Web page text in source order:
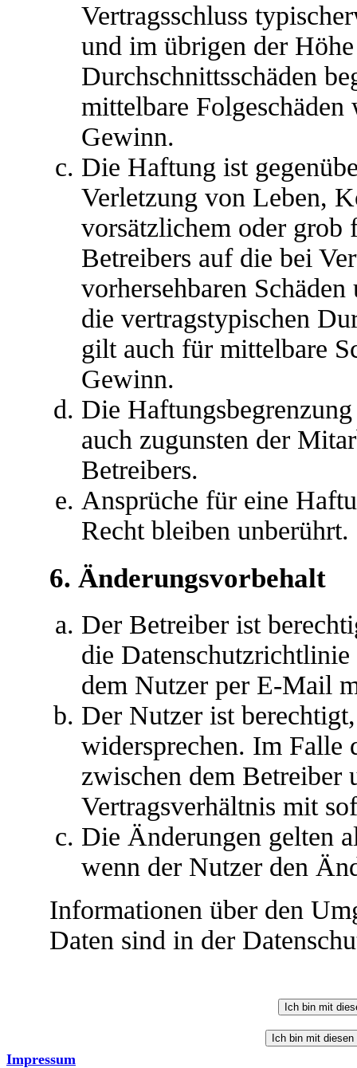
Vertragsschluss
und im übrigen der
Durchschnittsschäden
mittelbare Folgeschäden
Gewinn.
Die Haftung ist
Verletzung von Leben,
vorsätzlichem oder grob
Betreibers auf die bei
vorhersehbaren
die vertragstypischen
gilt auch für mittelbare
Gewinn.
Die
auch zugunsten der
Betreibers.
Ansprüche für eine
Recht bleiben unberührt.
6. Änderungsvorbehalt
Der Betreiber ist
die
dem Nutzer per E-Mail
Der Nutzer ist
widersprechen. Im Falle
zwischen dem Betreiber
Vertragsverhältnis mit
Die Änderungen gelten
wenn der Nutzer den
Informationen über den
Daten sind in der
Impressum